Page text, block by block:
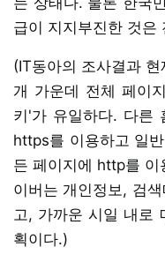
급이 지지부진한 것은
(IT동아의 조사결과
개 가운데 전체 페이
키'가 유일하다. 다른
https를 이용하고 일
든 페이지에 http를 이
이버는 개인정보, 검
고, 가까운 시일 내로
획이다.)